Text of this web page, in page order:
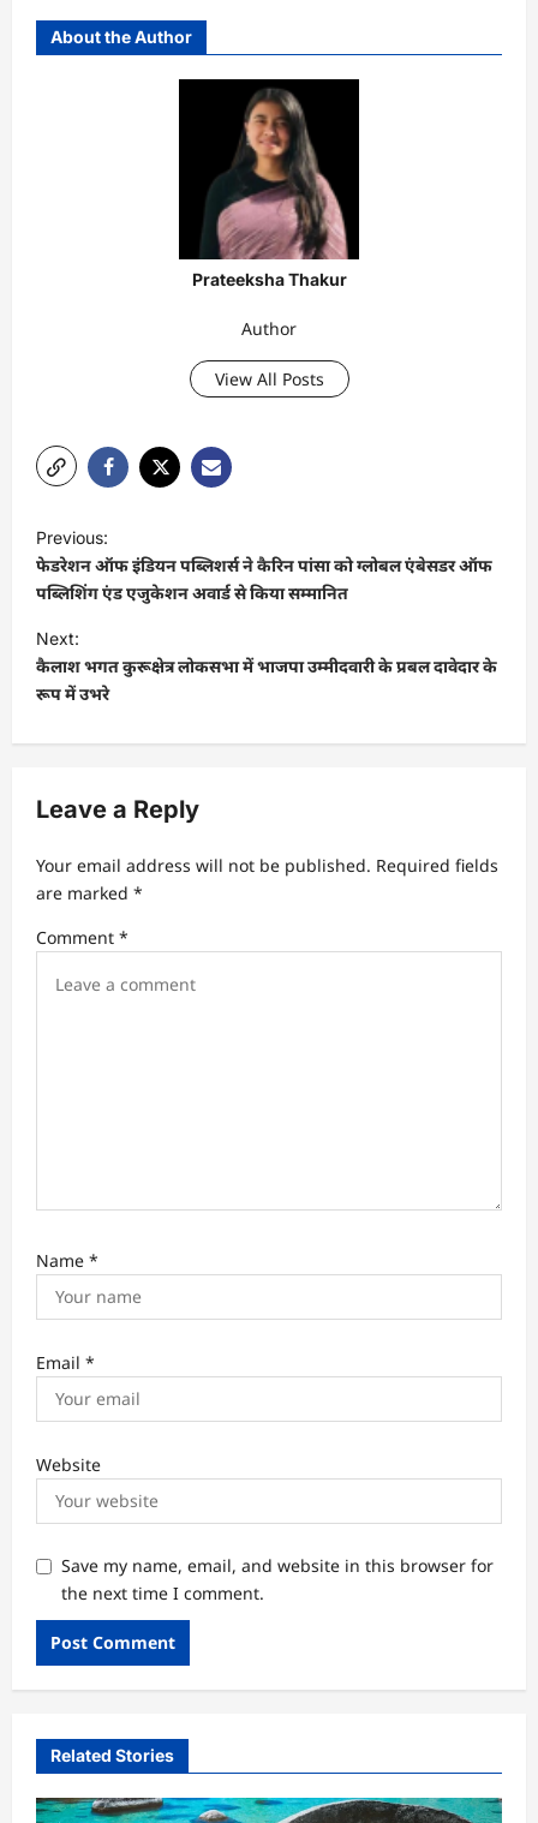
About the Author
Prateeksha Thakur
Author
View All Posts
o
s
t
n
a
v
g
a
t
i
Previous:
फेडरेशन ऑफ इंडियन पब्लिशर्स ने कैरिन पांसा को ग्लोबल एंबेसडर ऑफ
पब्लिशिंग एंड एजुकेशन अवार्ड से किया सम्मानित
Next:
कैलाश भगत कुरूक्षेत्र लोकसभा में भाजपा उम्मीदवारी के प्रबल दावेदार के
रूप में उभरे
Leave a Reply
Your email address will not be published. Required fields
are marked *
Comment *
Name *
Email *
Website
Save my name, email, and website in this browser for
the next time I comment.
Related Stories